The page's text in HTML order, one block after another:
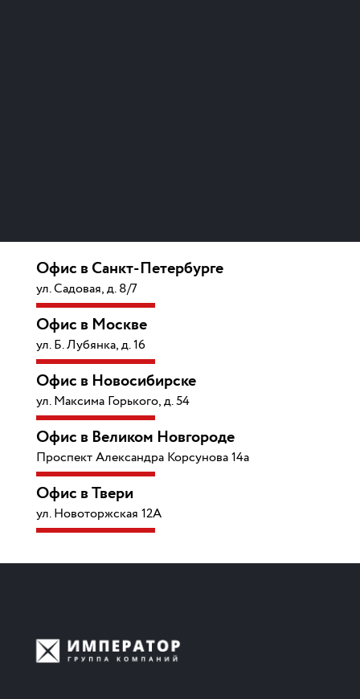
Офис в Санкт-Петербурге
ул. Садовая, д. 8/7
Офис в Москве
ул. Б. Лубянка, д. 16
Офис в Новосибирске
ул. Максима Горького, д. 54
Офис в Великом Новгороде
Проспект Александра Корсунова 14а
Офис в Твери
ул. Новоторжская 12А